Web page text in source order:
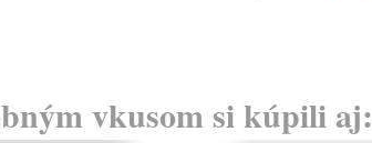
vkusom si kúpili aj: